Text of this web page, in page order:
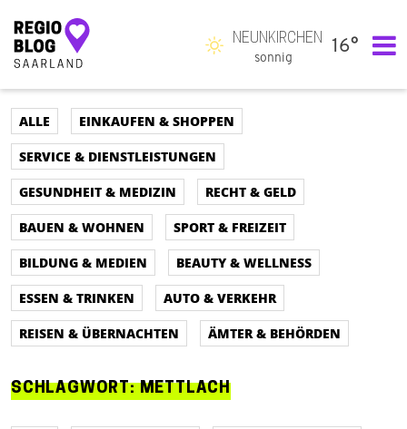
Hauptnavigation
NEUNKIRCHEN
sonnig
16°
ALLE
EINKAUFEN & SHOPPEN
SERVICE & DIENSTLEISTUNGEN
GESUNDHEIT & MEDIZIN
RECHT & GELD
BAUEN & WOHNEN
SPORT & FREIZEIT
BILDUNG & MEDIEN
BEAUTY & WELLNESS
ESSEN & TRINKEN
AUTO & VERKEHR
REISEN & ÜBERNACHTEN
ÄMTER & BEHÖRDEN
SCHLAGWORT:METTLACH